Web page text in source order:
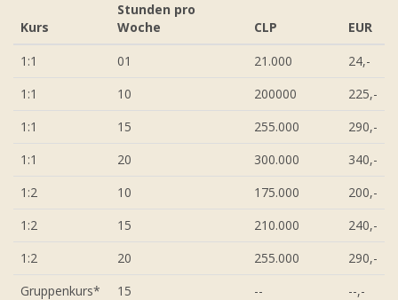
Kurs
Stunden pro
Woche
CLP
EUR
1:1
01 21.000
24,-
1:1
10 200000
225,-
1:1
15 255.000
290,-
1:1
20 300.000
340,-
1:2
10 175.000
200,-
1:2
15 210.000
240,-
1:2
20 255.000
290,-
Gruppenkurs*
15 --
--,-